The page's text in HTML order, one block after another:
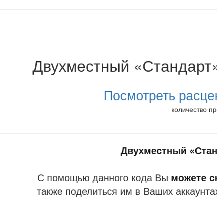
Двухместный
Посмотреть
количество
Двухместный
С помощью данного кода Вы можете
также поделиться им в Ваших